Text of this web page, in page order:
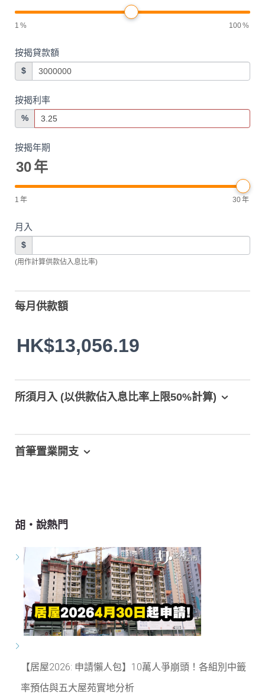
1 % 100%
按揭貸款額
$
按揭利率
%
按揭年期
30年
1 年 30年
月入
$
(用作計算供款佔入息比率)
每月供款額
HK$13,056.19
所須月入 (以供款佔入息比率上限50%計算)
首筆置業開支
胡‧說熱門
【居屋2026: 申請懶人包】10萬人爭崩頭！各組別中籤
率預估與五大屋苑實地分析